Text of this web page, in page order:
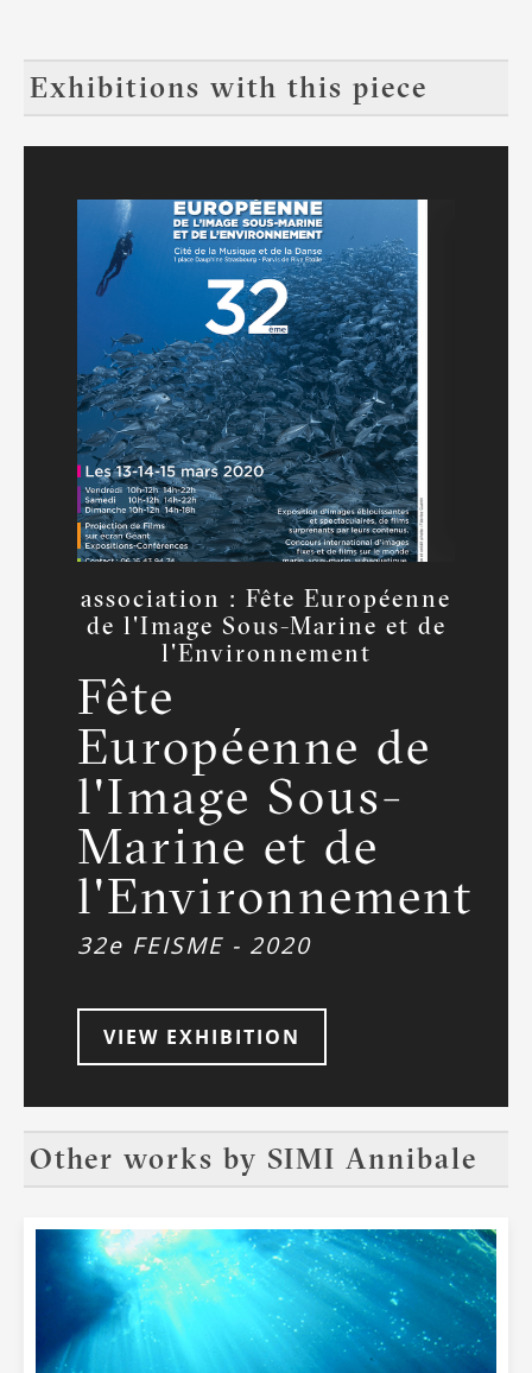
Exhibitions with this piece
association : Fête Européenne
de l'Image Sous-Marine et de
l'Environnement
Fête
Européenne de
l'Image Sous-
Marine et de
l'Environnement
32e FEISME - 2020
VIEW EXHIBITION
Other works by SIMI Annibale